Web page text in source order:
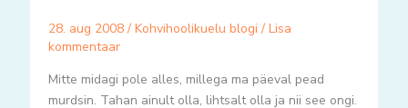
28. aug 2008 / Kohvihoolikuelu blogi / Lisa
kommentaar
Mitte midagi pole alles, millega ma päeval pead
murdsin. Tahan ainult olla, lihtsalt olla ja nii see ongi.